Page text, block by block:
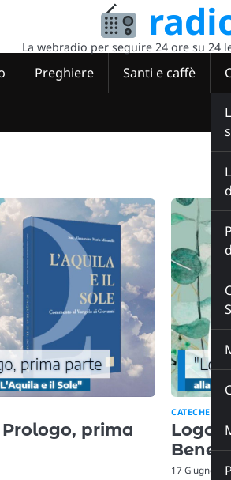
La webradio per seguire 24 ore su 24
Preghiere Santi e caffè
Prologo, prima
CATECHESI
Logos
17 Giugno